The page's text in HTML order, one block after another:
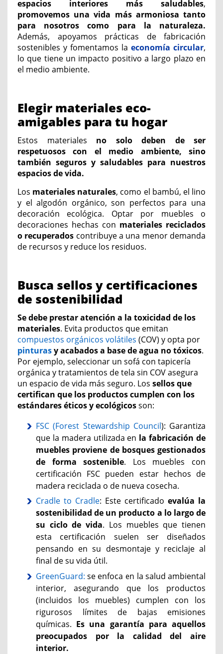
espacios interiores más saludables,
promovemos una vida más armoniosa tanto
para nosotros como para la naturaleza.
Además, apoyamos prácticas de fabricación
sostenibles y fomentamos la economía circular,
lo que tiene un impacto positivo a largo plazo en
el medio ambiente.
Elegir materiales eco-
amigables para tu hogar
Estos materiales no solo deben de ser
respetuosos con el medio ambiente, sino
también seguros y saludables para nuestros
espacios de vida.
Los materiales naturales, como el bambú, el lino
y el algodón orgánico, son perfectos para una
decoración ecológica. Optar por muebles o
decoraciones hechas con materiales reciclados
o recuperados contribuye a una menor demanda
de recursos y reduce los residuos.
Busca sellos y certificaciones
de sostenibilidad
Se debe prestar atención a la toxicidad de los
materiales. Evita productos que emitan
compuestos orgánicos volátiles (COV) y opta por
pinturasy acabados a base de agua no tóxicos.
Por ejemplo, seleccionar un sofá con tapicería
orgánica y tratamientos de tela sin COV asegura
un espacio de vida más seguro. Los sellos que
certifican que los productos cumplen con los
estándares éticos y ecológicosson:
FSC (Forest Stewardship Council): Garantiza
que la madera utilizada en la fabricación de
muebles proviene de bosques gestionados
de forma sostenible. Los muebles con
certificación FSC pueden estar hechos de
madera reciclada o de nueva cosecha.
Cradle to Cradle: Este certificado evalúa la
sostenibilidad de un producto a lo largo de
su ciclo de vida. Los muebles que tienen
esta certificación suelen ser diseñados
pensando en su desmontaje y reciclaje al
final de su vida útil.
GreenGuard: se enfoca en la salud ambiental
interior, asegurando que los productos
(incluidos los muebles) cumplen con los
rigurosos límites de bajas emisiones
químicas. Es una garantía para aquellos
preocupados por la calidad del aire
interior.